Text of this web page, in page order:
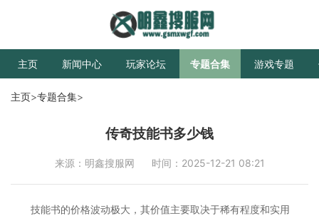
主页 新闻中心 玩家论坛 专题合集 游戏专题
主页>专题合集>
传奇技能书多少钱
来源：明鑫搜服网 时间：2025-12-21 08:21
技能书的价格波动极大，其价值主要取决于稀有程度和实用